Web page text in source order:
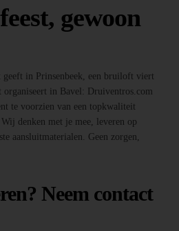
gewoon
geeft in Prinsenbeek, een bruiloft viert
in Bavel: Druiventros.com
te voorzien van een topkwaliteit
denken met je mee, leveren op
aansluitmaterialen. Geen zorgen,
Neem contact